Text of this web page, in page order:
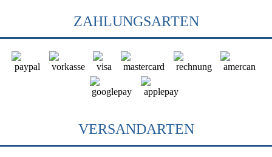
ZAHLUNGSARTEN
VERSANDARTEN